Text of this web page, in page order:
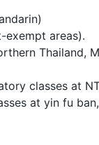
exempt areas).
Thailand,
classes at
at yin fu